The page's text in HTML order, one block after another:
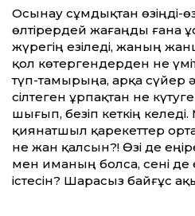
Осынау сұмдықтан өзіңді-
өлтірердей жағаңды ғана
жүрегің езіледі, жаның
қол көтергендерден не
түп-тамырыңа, арқа сүйер
сілтеген ұрпақтан не
шығып, безіп кеткің
қиянатшыл қарекеттер
не жан қалсын?! Өзі де
мен иманың болса, сені де
істесін? Шарасыз байғұс